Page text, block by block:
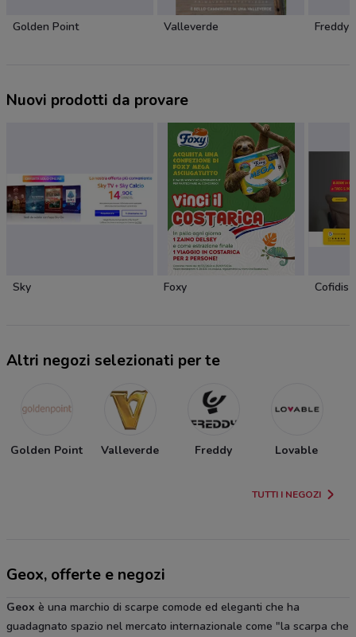
Golden Point Valleverde Freddy
Nuovi prodotti da provare
Sky Foxy Cofidis
Altri negozi selezionati per te
Golden Point Valleverde Freddy Lovable
TUTTI I NEGOZI
Geox, offerte e negozi
Geox è una marchio di scarpe comode ed eleganti che ha
guadagnato spazio nel mercato internazionale come "la scarpa che